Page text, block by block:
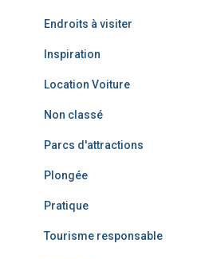
Endroits à visiter
Inspiration
Location Voiture
Non classé
Parcs d'attractions
Plongée
Pratique
Tourisme responsable